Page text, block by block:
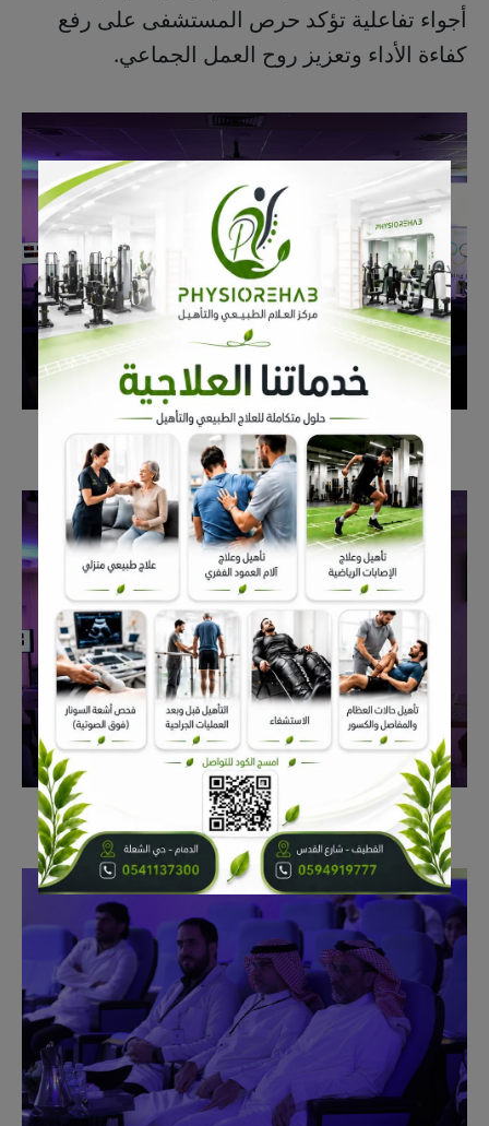
أجواء تفاعلية تؤكد حرص المستشفى على رفع
كفاءة الأداء وتعزيز روح العمل الجماعي.